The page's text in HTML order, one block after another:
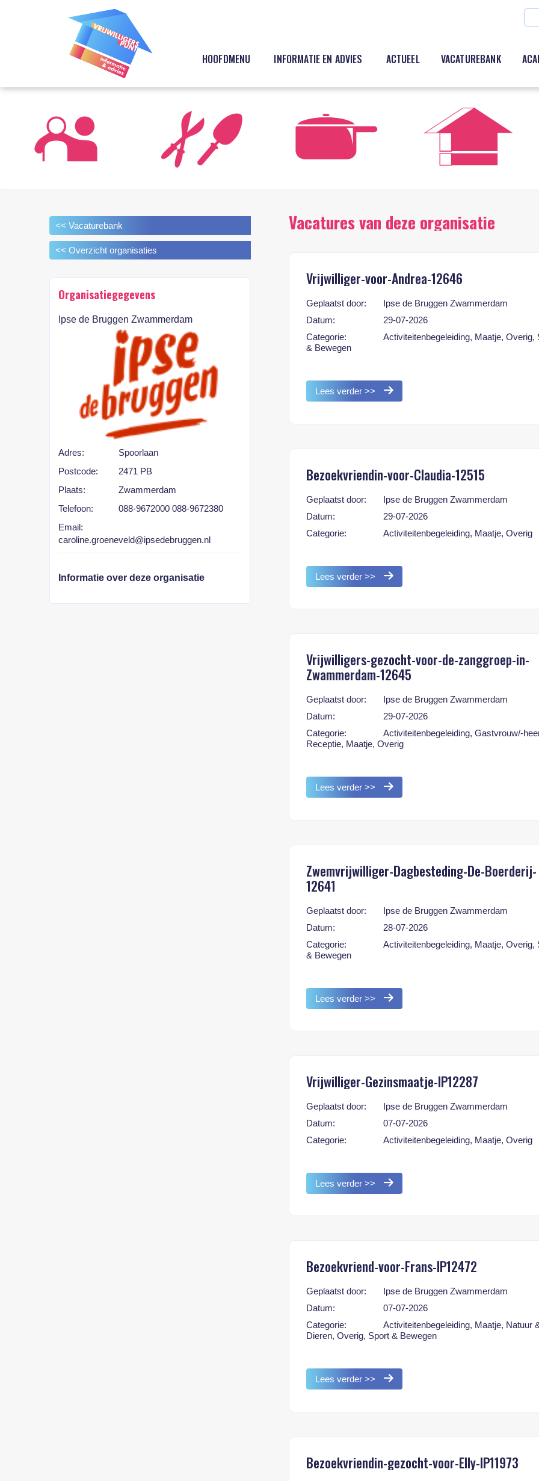
HOOFDMENU INFORMATIE EN ADVIES ACTUEEL VACATUREBANK
<< Vacaturebank
<< Overzicht organisaties
Organisatiegegevens
Ipse de Bruggen Zwammerdam
Adres:
Spoorlaan
Postcode:
2471 PB
Plaats:
Zwammerdam
Telefoon:
088-9672000 088-9672380
Email:
caroline.groeneveld@ipsedebruggen.nl
Informatie over deze organisatie
Vacatures van deze organisatie
Vrijwilliger-voor-Andrea-12646
Geplaatst door:
Ipse de Bruggen Zwammerdam
Datum:
29-07-2026
Categorie:
Activiteitenbegeleiding, Maatje, Overig,
& Bewegen
Lees verder >>
Bezoekvriendin-voor-Claudia-12515
Geplaatst door:
Ipse de Bruggen Zwammerdam
Datum:
29-07-2026
Categorie:
Activiteitenbegeleiding, Maatje, Overig
Lees verder >>
Vrijwilligers-gezocht-voor-de-zanggroep-in-
Zwammerdam-12645
Geplaatst door:
Ipse de Bruggen Zwammerdam
Datum:
29-07-2026
Categorie:
Activiteitenbegeleiding, Gastvrouw/-
Receptie, Maatje, Overig
Lees verder >>
Zwemvrijwilliger-Dagbesteding-De-Boerderij-
12641
Geplaatst door:
Ipse de Bruggen Zwammerdam
Datum:
28-07-2026
Categorie:
Activiteitenbegeleiding, Maatje, Overig,
& Bewegen
Lees verder >>
Vrijwilliger-Gezinsmaatje-IP12287
Geplaatst door:
Ipse de Bruggen Zwammerdam
Datum:
07-07-2026
Categorie:
Activiteitenbegeleiding, Maatje, Overig
Lees verder >>
Bezoekvriend-voor-Frans-IP12472
Geplaatst door:
Ipse de Bruggen Zwammerdam
Datum:
07-07-2026
Categorie:
Activiteitenbegeleiding, Maatje, Natuur
Dieren, Overig, Sport & Bewegen
Lees verder >>
Bezoekvriendin-gezocht-voor-Elly-IP11973